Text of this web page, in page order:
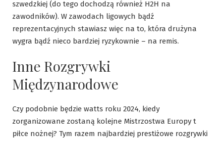
szwedzkiej (do tego dochodzą również H2H na
zawodników). W zawodach ligowych bądź
reprezentacyjnych stawiasz więc na to, która drużyna
wygra bądź nieco bardziej ryzykownie – na remis.
Inne Rozgrywki
Międzynarodowe
Czy podobnie będzie watts roku 2024, kiedy
zorganizowane zostaną kolejne Mistrzostwa Europy t
piłce nożnej? Tym razem najbardziej prestiżowe rozgrywki